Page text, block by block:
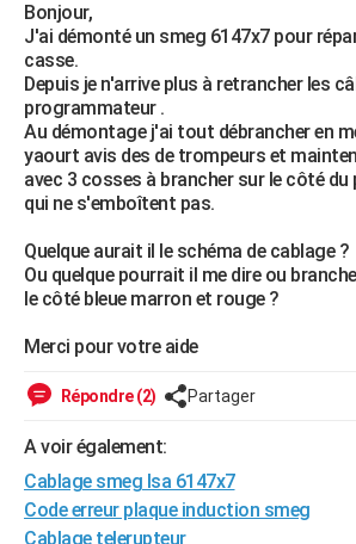
Essais
Réserver un essai
Citadines
Berlines
SUV
Forum auto
+HIGH-TECH
Mobiles
Meilleur smartphone
Internet
Ordinateurs
Jeux vidéo
Guide high-tech
+BRICOLAGE
Forum
Aménagement intérieur
Extérieur
Cuisine
Salle de bains
Jardinage
Rangement
WEEK-END
Guides de France
Escapades
Patrimoine
Expositions
Musées
Week-end nature
+LIFESTYLE
Art de vivre
Bien-être
Loisirs
ModeModes de vie
Alimentation
Guide de la santé
Maladies
Médicaments
Sommeil
VOYAGE
Carte de Noël
Carte Bonne année
Carte Saint-Valentin
Carte Pâques
Carte d'anniversaire
DICTIONNAIRE
Bonjour,
J'ai démonté un smeg 6147x7 pour
casse.
Depuis je n'arrive plus à retrancher les
programmateur .
Au démontage j'ai tout débrancher en
yaourt avis des de trompeurs et
avec 3 cosses à brancher sur le côté
qui ne s'emboîtent pas.
Quelque aurait il le schéma de cablage ?
Ou quelque pourrait il me dire ou
le côté bleue marron et rouge ?
Merci pour votre aide
Répondre (2) Partager
A voir également:
Cablage smeg lsa 6147x7
Code erreur plaque induction smeg
Cablage telerupteur